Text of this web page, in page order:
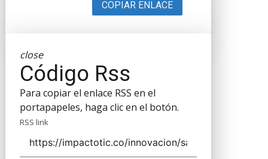
COPIAR ENLACE
close
Código Rss
Para copiar el enlace RSS en el
portapapeles, haga clic en el botón.
RSS link